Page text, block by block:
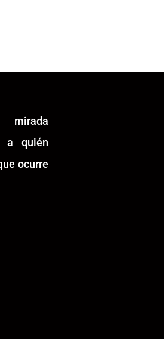
a quién
ocurre